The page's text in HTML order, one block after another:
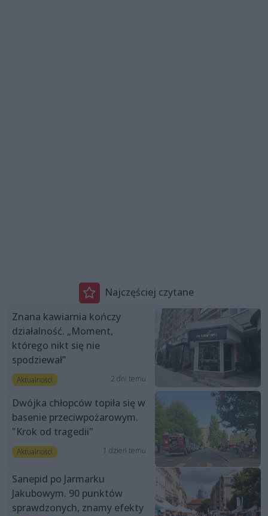
Najczęściej czytane
Znana kawiarnia kończy
działalność. „Moment,
którego nikt się nie
spodziewał”
Aktualności 2 dni temu
Dwójka chłopców topiła się w
basenie przeciwpożarowym.
"Krok od tragedii"
Aktualności 1 dzień temu
Sanepid po Jarmarku
Jakubowym. 90 punktów
sprawdzonych, znamy efekty